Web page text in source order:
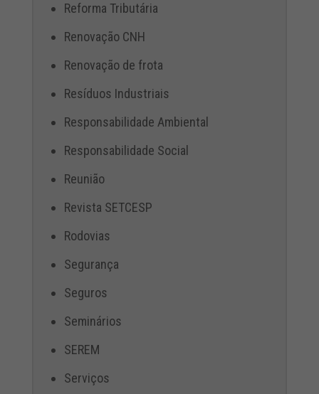
Reforma Tributária
Renovação CNH
Renovação de frota
Resíduos Industriais
Responsabilidade Ambiental
Responsabilidade Social
Reunião
Revista SETCESP
Rodovias
Segurança
Seguros
Seminários
SEREM
Serviços